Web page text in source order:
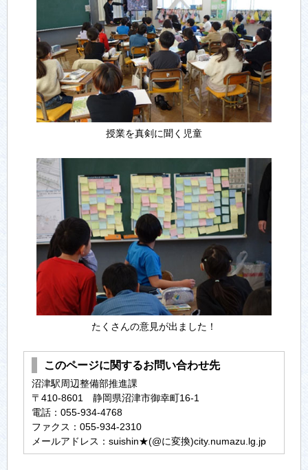
授業を真剣に聞く児童
たくさんの意見が出ました！
このページに関するお問い合わせ先
沼津駅周辺整備部推進課
〒410-8601 静岡県沼津市御幸町16-1
電話：055-934-4768
ファクス：055-934-2310
メールアドレス：suishin★(@に変換)city.numazu.lg.jp